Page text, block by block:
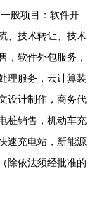
般项目：软件开
、技术转让、技术
，软件外包服务，
理服务，云计算装
设计制作，商务代
桩销售，机动车充
速充电站，新能源
除依法须经批准的